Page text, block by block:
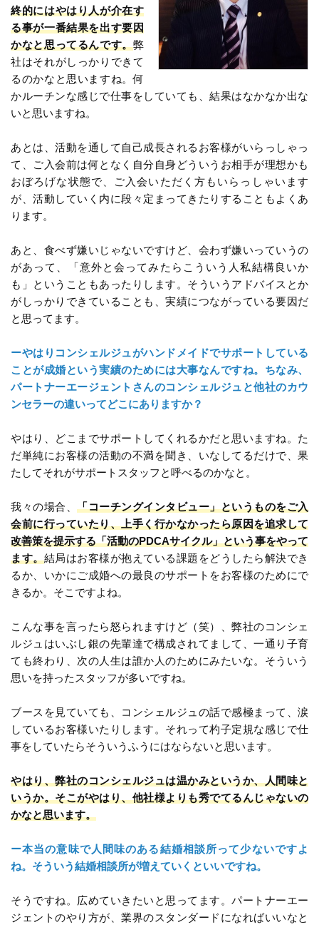
終的にはやはり人が介在す
る事が一番結果を出す要因
かなと思ってるんです。弊
社はそれがしっかりできて
るのかなと思いますね。何
かルーチンな感じで仕事をしていても、結果はなかなか出な
いと思いますね。
あとは、活動を通して自己成長されるお客様がいらっしゃっ
て、ご入会前は何となく自分自身どういうお相手が理想かも
おぼろげな状態で、ご入会いただく方もいらっしゃいます
が、活動していく内に段々定まってきたりすることもよくあ
ります。
あと、食べず嫌いじゃないですけど、会わず嫌いっていうの
があって、「意外と会ってみたらこういう人私結構良いか
も」ということもあったりします。そういうアドバイスとか
がしっかりできていることも、実績につながっている要因だ
と思ってます。
ーやはりコンシェルジュがハンドメイドでサポートしている
ことが成婚という実績のためには大事なんですね。ちなみ、
パートナーエージェントさんのコンシェルジュと他社のカウ
ンセラーの違いってどこにありますか？
やはり、どこまでサポートしてくれるかだと思いますね。た
だ単純にお客様の活動の不満を聞き、いなしてるだけで、果
たしてそれがサポートスタッフと呼べるのかなと。
我々の場合、 「コーチングインタビュー」というものをご入
会前に行っていたり、上手く行かなかったら原因を追求して
改善策を提示する「活動のPDCAサイクル」という事をやって
ます。結局はお客様が抱えている課題をどうしたら解決でき
るか、いかにご成婚への最良のサポートをお客様のためにで
きるか。そこですよね。
こんな事を言ったら怒られますけど（笑）、弊社のコンシェ
ルジュはいぶし銀の先輩達で構成されてまして、一通り子育
ても終わり、次の人生は誰か人のためにみたいな。そういう
思いを持ったスタッフが多いですね。
ブースを見ていても、コンシェルジュの話で感極まって、涙
しているお客様いたりします。それって杓子定規な感じで仕
事をしていたらそういうふうにはならないと思います。
やはり、弊社のコンシェルジュは温かみというか、人間味と
いうか。そこがやはり、他社様よりも秀でてるんじゃないの
かなと思います。
ー本当の意味で人間味のある結婚相談所って少ないですよ
ね。そういう結婚相談所が増えていくといいですね。
そうですね。広めていきたいと思ってます。パートナーエー
ジェントのやり方が、業界のスタンダードになればいいなと